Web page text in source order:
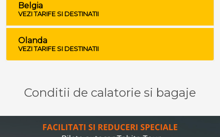
Belgia
VEZI TARIFE SI DESTINATII
Olanda
VEZI TARIFE SI DESTINATII
Conditii de calatorie si bagaje